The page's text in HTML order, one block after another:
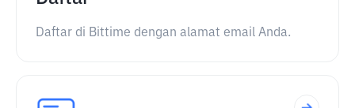
Daftar di Bittime dengan alamat email Anda.